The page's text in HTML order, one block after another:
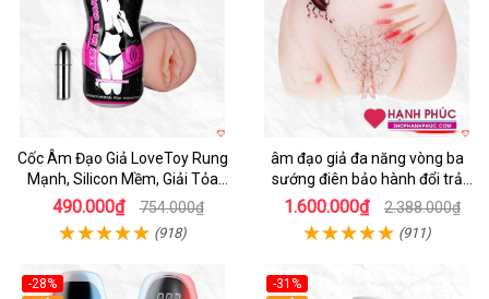
Cốc Âm Đạo Giả LoveToy Rung
Mạnh, Silicon Mềm, Giải Tỏa
Sinh Lý
490.000₫ 754.000₫
(918)
âm đạo giả đa năng vòng ba
sướng điên bảo hành đổi trả
nhanh
1.600.000₫ 2.388.000₫
(911)
-28%
-31%